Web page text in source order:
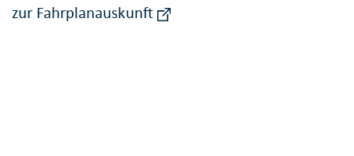
zur Fahrplanauskunft